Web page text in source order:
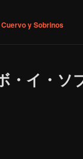
Cuervo y Sobrinos
イ・ソ